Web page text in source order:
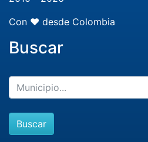
Con ❤️ desde Colombia
Buscar
Buscar